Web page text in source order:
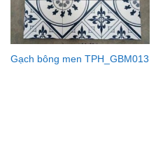
Gạch bông men TPH_GBM013